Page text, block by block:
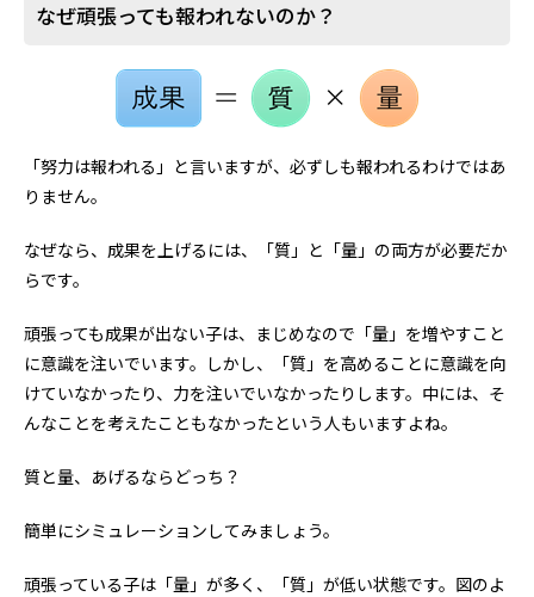
なぜ頑張っても報われないのか？
「努力は報われる」と言いますが、必ずしも報われるわけではあ
りません。
なぜなら、成果を上げるには、「質」と「量」の両方が必要だか
らです。
頑張っても成果が出ない子は、まじめなので「量」を増やすこと
に意識を注いでいます。しかし、「質」を高めることに意識を向
けていなかったり、力を注いでいなかったりします。中には、そ
んなことを考えたこともなかったという人もいますよね。
質と量、あげるならどっち？
簡単にシミュレーションしてみましょう。
頑張っている子は「量」が多く、「質」が低い状態です。図のよ